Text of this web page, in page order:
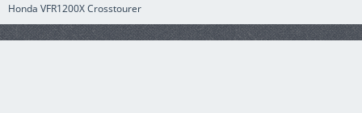
Honda VFR1200X Crosstourer